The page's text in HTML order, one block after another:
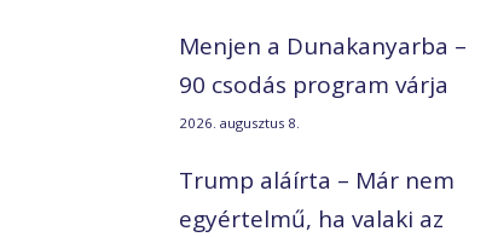
Menjen a Dunakanyarba –
90 csodás program várja
2026. augusztus 8.
Trump aláírta – Már nem
egyértelmű, ha valaki az